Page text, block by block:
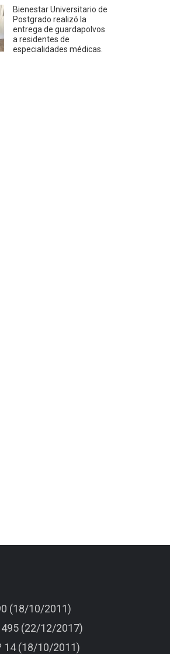
Bienestar Universitario de
Postgrado realizó la
entrega de guardapolvos
a residentes de
especialidades médicas.
(18/10/2011)
495 (22/12/2017)
14 (18/10/2011)